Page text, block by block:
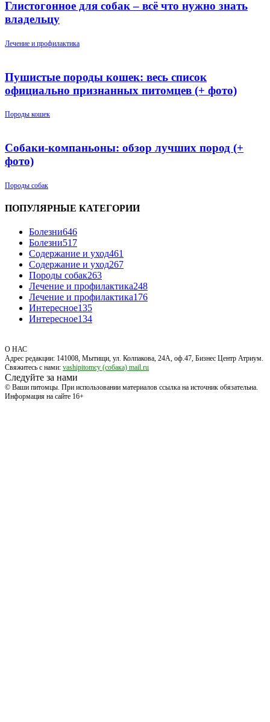
Глистогонное для собак – всё что нужно знать
владельцу
Лечение и профилактика
Пушистые породы кошек: весь список
официально признанных питомцев (+ фото)
Породы кошек
Собаки-компаньоны: обзор лучших пород (+
фото)
Породы собак
ПОПУЛЯРНЫЕ КАТЕГОРИИ
Болезни646
Болезни517
Содержание и уход461
Содержание и уход267
Породы собак263
Лечение и профилактика248
Лечение и профилактика176
Интересное135
Интересное134
О НАС
Адрес редакции: 141008, Мытищи, ул. Колпакова, 24А, оф.47, Бизнес Центр Атриум.
Свяжитесь с нами: vashipitomcy (собака) mail.ru
Следуйте за нами
© Ваши питомцы. При использовании материалов ссылка на источник обязательна.
Информация на сайте 16+